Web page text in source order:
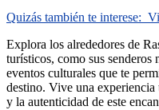
Quizás también te interese:
Explora los alrededores de
turísticos, como sus senderos
eventos culturales que te
destino. Vive una experiencia
y la autenticidad de este